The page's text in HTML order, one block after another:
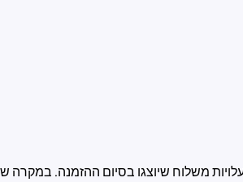
משלוח שיוצגו בסיום ההזמנה. במקרה